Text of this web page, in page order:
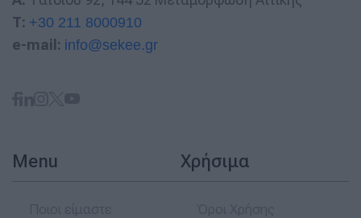
T: +30 211 8000910
e-mail: info@sekee.gr
Menu Χρήσιμα